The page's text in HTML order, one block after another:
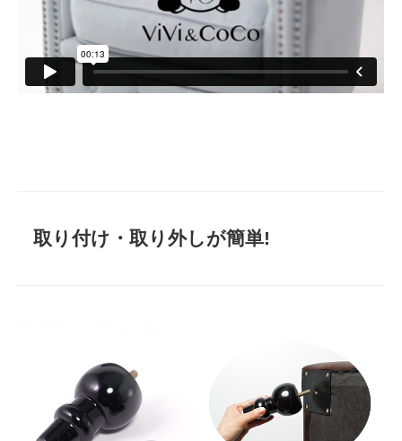
取り付け・取り外しが簡単!